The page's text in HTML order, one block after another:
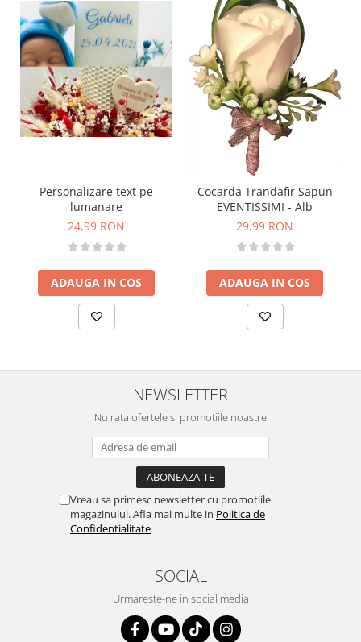
Personalizare text pe
lumanare
24,99 RON
ADAUGA IN COS
Cocarda Trandafir Sapun
EVENTISSIMI - Alb
29,99 RON
ADAUGA IN COS
NEWSLETTER
Nu rata ofertele si promotiile noastre
Vreau sa primesc newsletter cu promotiile
magazinului. Afla mai multe in Politica de
Confidentialitate
SOCIAL
Urmareste-ne in social media